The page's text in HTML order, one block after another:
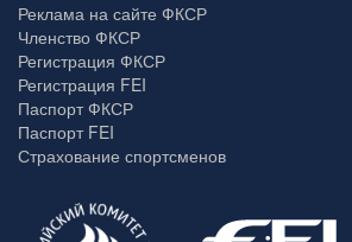
Реклама на сайте ФКСР
Членство ФКСР
Регистрация ФКСР
Регистрация FEI
Паспорт ФКСР
Паспорт FEI
Страхование спортсменов